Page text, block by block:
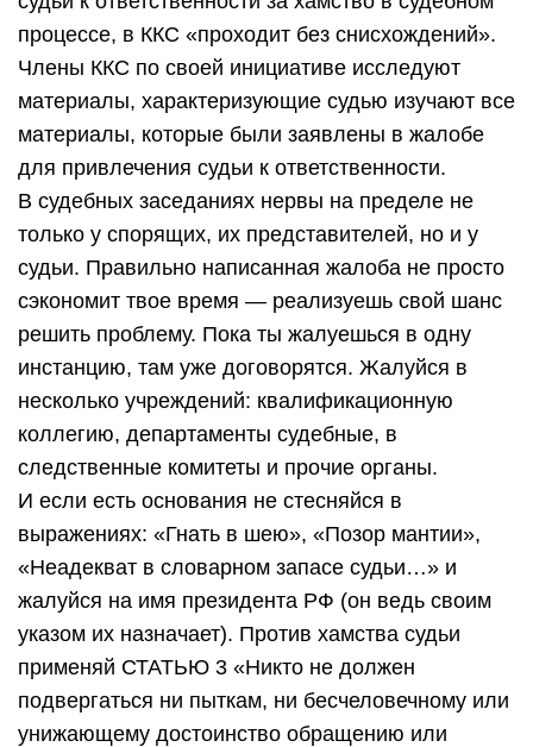
процессе, в ККС «проходит без снисхождений».
Члены ККС по своей инициативе исследуют
материалы, характеризующие судью изучают все
материалы, которые были заявлены в жалобе
для привлечения судьи к ответственности.
В судебных заседаниях нервы на пределе не
только у спорящих, их представителей, но и у
судьи. Правильно написанная жалоба не просто
сэкономит твое время — реализуешь свой шанс
решить проблему. Пока ты жалуешься в одну
инстанцию, там уже договорятся. Жалуйся в
несколько учреждений: квалификационную
коллегию, департаменты судебные, в
следственные комитеты и прочие органы.
И если есть основания не стесняйся в
выражениях: «Гнать в шею», «Позор мантии»,
«Неадекват в словарном запасе судьи…» и
жалуйся на имя президента РФ (он ведь своим
указом их назначает). Против хамства судьи
применяй СТАТЬЮ 3 «Никто не должен
подвергаться ни пыткам, ни бесчеловечному или
унижающему достоинство обращению или